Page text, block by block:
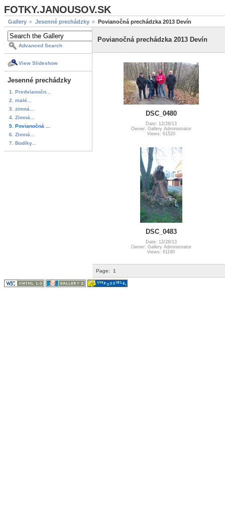
FOTKY.JANOUSOV.SK
Gallery Jesenné prechádzky Povianočná prechádzka 2013 Devín
Advanced Search
View Slideshow
Jesenné prechádzky
1. Predvianočn...
2. malé...
3. zimná...
4. Zimná...
5. Povianočná ...
6. Zimná...
7. Bodíky...
Povianočná prechádzka 2013 Devín
DSC_0480
Date: 12/28/13
Owner: Gallery Administrator
Views: 61520
DSC_0483
Date: 12/28/13
Owner: Gallery Administrator
Views: 61190
Page: 1